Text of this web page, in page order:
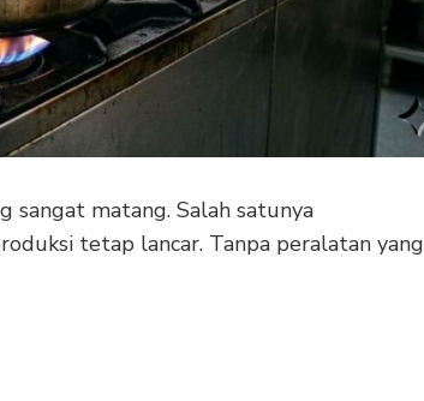
sangat matang. Salah satunya
tetap lancar. Tanpa peralatan yang